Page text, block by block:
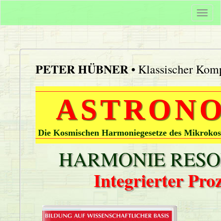
PETER HÜBNER• Klassischer
Die Kosmischen Harmoniegesetze des
HARMONIE
Integrierter